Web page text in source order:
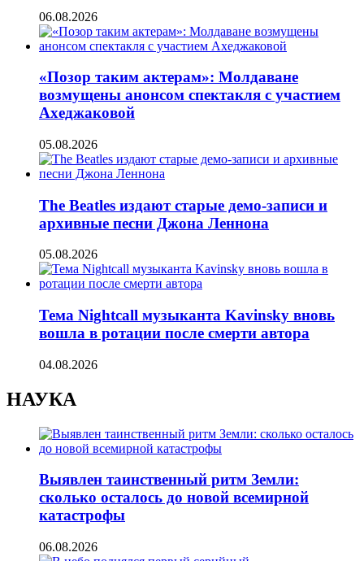
06.08.2026
«Позор таким актерам»: Молдаване
возмущены анонсом спектакля с участием
Ахеджаковой
05.08.2026
The Beatles издают старые демо-записи и
архивные песни Джона Леннона
05.08.2026
Тема Nightcall музыканта Kavinsky вновь
вошла в ротации после смерти автора
04.08.2026
НАУКА
Выявлен таинственный ритм Земли:
сколько осталось до новой всемирной
катастрофы
06.08.2026